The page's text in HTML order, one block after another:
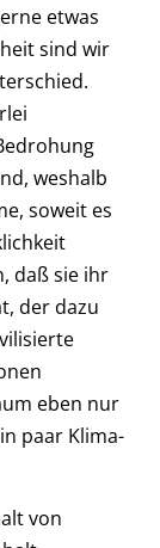
etwas
sind wir
weshalb
soweit es
daß sie ihr
der dazu
eben nur
paar Klima-
von